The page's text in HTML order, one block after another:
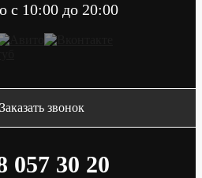
c 10:00 до 20:00
Заказать звонок
057 30 20